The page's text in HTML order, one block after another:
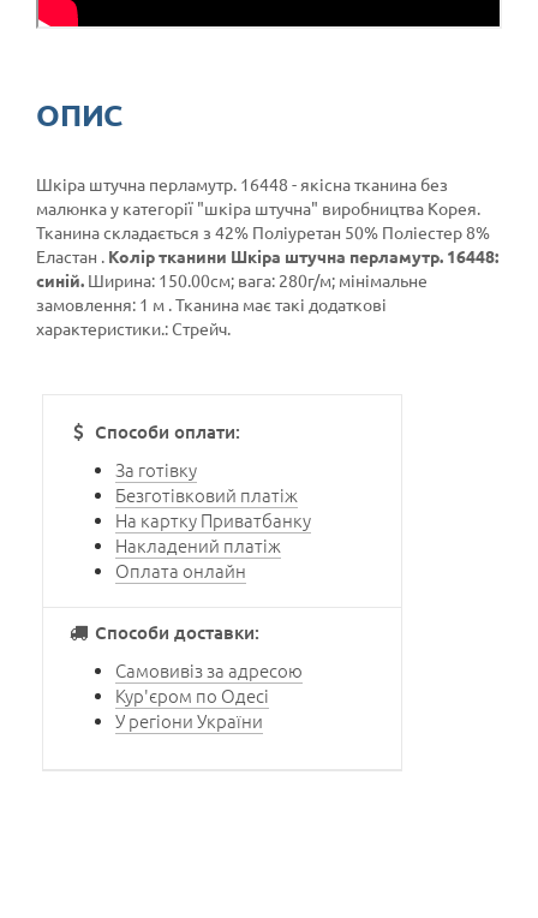
ОПИС
Шкіра штучна перламутр. 16448 - якісна тканина без
малюнка у категорії "шкіра штучна" виробництва Корея.
Тканина складається з 42% Поліуретан 50% Поліестер 8%
Еластан . Колір тканини Шкіра штучна перламутр. 16448:
синій. Ширина: 150.00см; вага: 280г/м; мінімальне
замовлення: 1 м . Тканина має такі додаткові
характеристики.: Стрейч.
Способи оплати:
За готівку
Безготівковий платіж
На картку Приватбанку
Накладений платіж
Оплата онлайн
Способи доставки:
Самовивіз за адресою
Кур'єром по Одесі
У регіони України